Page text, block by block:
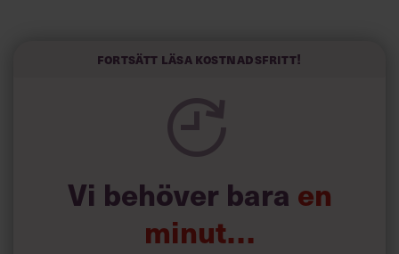
och höjt arbetsglädjen på Google:
Fortsätt läsa kostnadsfritt!
Vi behöver bara en
minut…